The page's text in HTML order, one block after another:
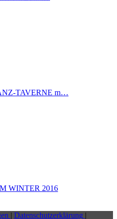
TAVERNE m…
WINTER 2016
| Datenschutzerklärung |